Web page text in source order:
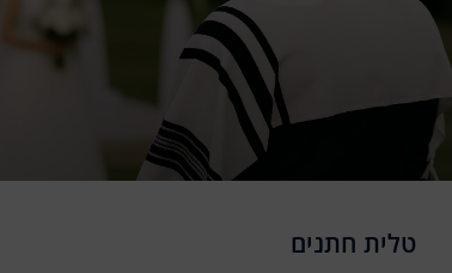
טלית חתנים